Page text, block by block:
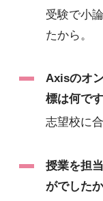
受験で小
たから。
Axisのオ
標は何で
志望校に
授業を担
がでした